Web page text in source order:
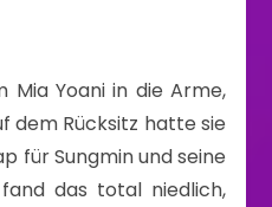
Mia Yoani in die Arme,
dem Rücksitz hatte sie
für Sungmin und seine
das total niedlich,